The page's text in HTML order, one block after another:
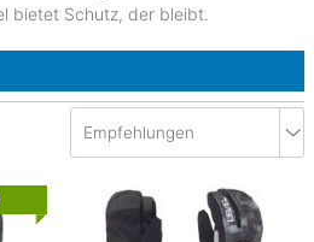
bietet Schutz, der bleibt.